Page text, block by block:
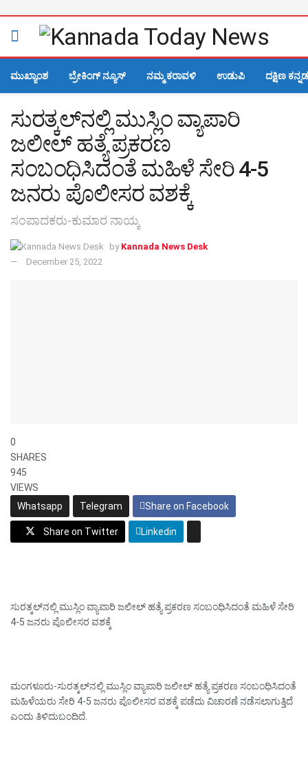
ಮುಖ್ಯಾಂಶ ಬ್ರೇಕಿಂಗ್ ನ್ಯೂಸ್ ನಮ್ಮ ಕರಾವಳಿ ಉಡುಪಿ ದಕ್ಷಿಣ ಕನ್ನಡ
ಸುರತ್ಕಲ್‌ನಲ್ಲಿ ಮುಸ್ಲಿಂ ವ್ಯಾಪಾರಿ
ಜಲೀಲ್‌ ಹತ್ಯೆ ಪ್ರಕರಣ
ಸಂಬಂಧಿಸಿದಂತೆ ಮಹಿಳೆ ಸೇರಿ 4-5
ಜನರು ಪೊಲೀಸರ ವಶಕ್ಕೆ
ಸಂಪಾದಕರು-ಕುಮಾರ ನಾಯ್ಕ
by Kannada News Desk
December 25, 2022
0
SHARES
945
VIEWS
Whatsapp
Telegram Share on Facebook
Share on Twitter Linkedin
ಸುರತ್ಕಲ್‌ನಲ್ಲಿ ಮುಸ್ಲಿಂ ವ್ಯಾಪಾರಿ ಜಲೀಲ್‌ ಹತ್ಯೆ ಪ್ರಕರಣ ಸಂಬಂಧಿಸಿದಂತೆ ಮಹಿಳೆ ಸೇರಿ
4-5 ಜನರು ಪೊಲೀಸರ ವಶಕ್ಕೆ
ಮಂಗಳೂರು-ಸುರತ್ಕಲ್‌ನಲ್ಲಿ ಮುಸ್ಲಿಂ ವ್ಯಾಪಾರಿ ಜಲೀಲ್‌ ಹತ್ಯೆ ಪ್ರಕರಣ ಸಂಬಂಧಿಸಿದಂತೆ
ಮಹಿಳೆಯರು ಸೇರಿ 4-5 ಜನರು ಪೊಲೀಸರ ವಶಕ್ಕೆ ಪಡೆದು ವಿಚಾರಣೆ ನಡೆಸಲಾಗುತ್ತಿದೆ
ಎಂದು ತಿಳಿದುಬಂದಿದೆ.